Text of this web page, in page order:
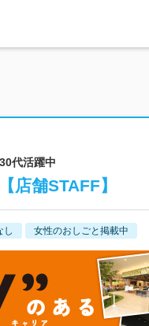
代活躍中
店舗STAFF】
し 女性のおしごと掲載中